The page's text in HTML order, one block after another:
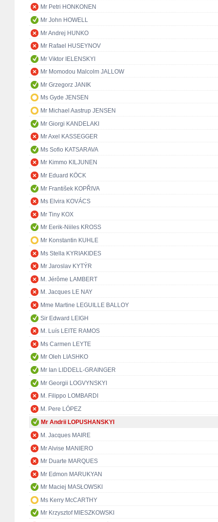
Mr Petri HONKONEN
Mr John HOWELL
Mr Andrej HUNKO
Mr Rafael HUSEYNOV
Mr Viktor IELENSKYI
Mr Momodou Malcolm JALLOW
Mr Grzegorz JANIK
Ms Gyde JENSEN
Mr Michael Aastrup JENSEN
Mr Giorgi KANDELAKI
Mr Axel KASSEGGER
Ms Sofio KATSARAVA
Mr Kimmo KILJUNEN
Mr Eduard KÖCK
Mr František KOPŘIVA
Ms Elvira KOVÁCS
Mr Tiny KOX
Mr Eerik-Niiles KROSS
Mr Konstantin KUHLE
Ms Stella KYRIAKIDES
Mr Jaroslav KYTÝR
M. Jérôme LAMBERT
M. Jacques LE NAY
Mme Martine LEGUILLE BALLOY
Sir Edward LEIGH
M. Luís LEITE RAMOS
Ms Carmen LEYTE
Mr Oleh LIASHKO
Mr Ian LIDDELL-GRAINGER
Mr Georgii LOGVYNSKYI
M. Filippo LOMBARDI
M. Pere LÓPEZ
Mr Andrii LOPUSHANSKYI
M. Jacques MAIRE
Mr Alvise MANIERO
Mr Duarte MARQUES
Mr Edmon MARUKYAN
Mr Maciej MASŁOWSKI
Ms Kerry McCARTHY
Mr Krzysztof MIESZKOWSKI